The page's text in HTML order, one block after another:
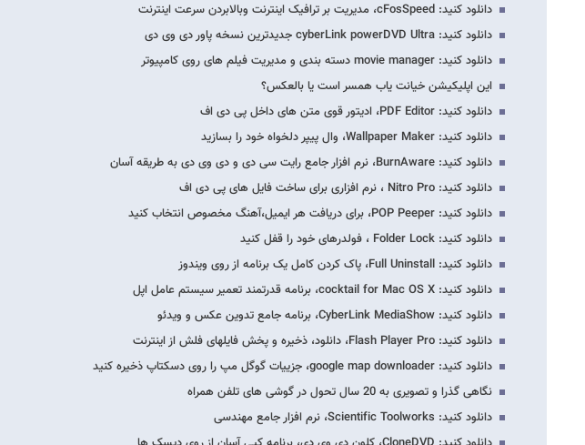
دانلود کنید: cFosSpeed، مدیریت بر ترافیک اینترنت وبالابردن سرعت اینترنت
دانلود کنید: cyberLink powerDVD Ultra جدیدترین نسخه پاور دی وی دی
دانلود کنید: movie manager دسته بندی و مدیریت فیلم های روی کامپیوتر
این اپلیکیشن خیانت یاب همسر است یا بالعکس؟
دانلود کنید: PDF Editor، ادیتور قوی متن های داخل پی دی اف
دانلود کنید: Wallpaper Maker، وال پیپر دلخواه خود را بسازید
دانلود کنید: BurnAware، نرم افزار جامع رایت سی دی و دی وی دی به طریقه آسان
دانلود کنید: Nitro Pro ، نرم افزاری برای ساخت فایل های پی دی اف
دانلود کنید: POP Peeper، برای دریافت هر ایمیل،آهنگ مخصوص انتخاب کنید
دانلود کنید: Folder Lock ، فولدرهای خود را قفل کنید
دانلود کنید: Full Uninstall، پاک کردن کامل یک برنامه از روی ویندوز
دانلود کنید: cocktail for Mac OS X، برنامه قدرتمند تعمیر سیستم عامل اپل
دانلود کنید: CyberLink MediaShow، برنامه جامع تدوین عکس و ویدئو
دانلود کنید: Flash Player Pro، دانلود، ذخیره و پخش فایلهای فلش از اینترنت
دانلود کنید: google map downloader، جزییات گوگل مپ را روی دسکتاپ ذخیره کنید
نگاهی گذرا و تصویری به 20 سال تحول در گوشی های تلفن همراه
دانلود کنید: Scientific Toolworks، نرم افزار جامع مهندسی